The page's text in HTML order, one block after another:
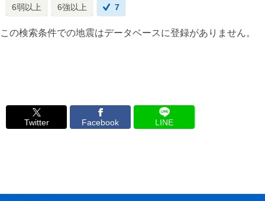
6弱以上 6強以上 7
この検索条件での地震はデータベースに登録がありません。
Twitter Facebook LINE